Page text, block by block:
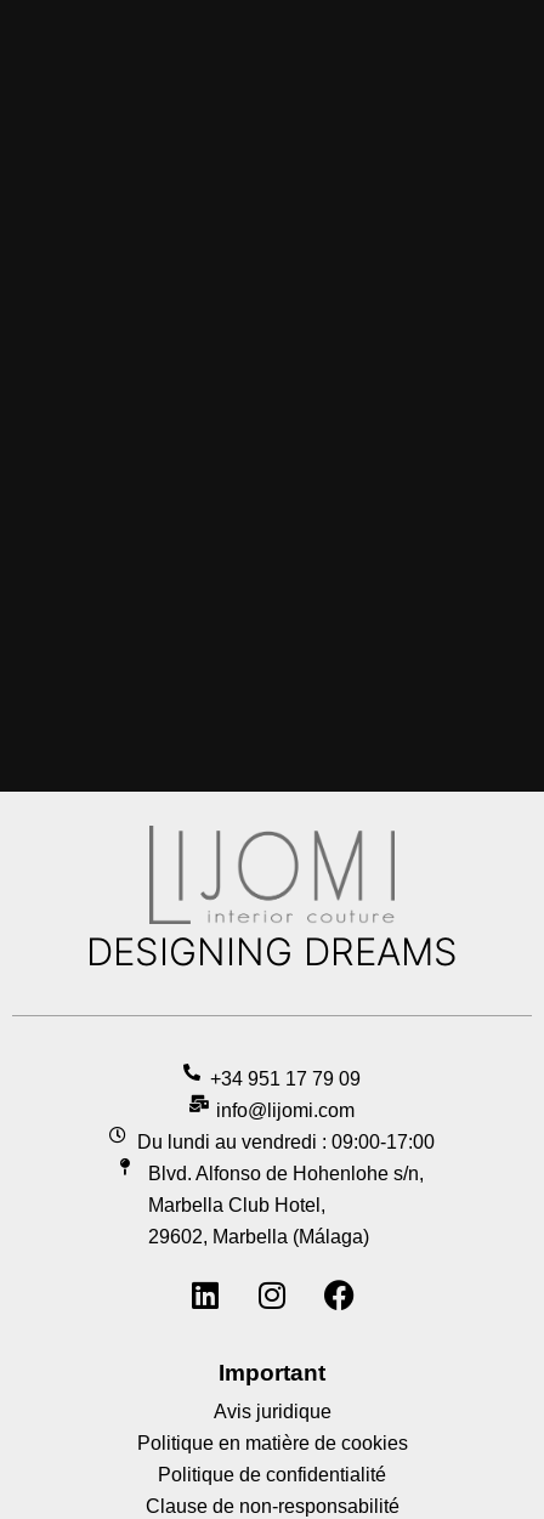
DESIGNING DREAMS
+34 951 17 79 09
info@lijomi.com
Du lundi au vendredi : 09:00-17:00
Blvd. Alfonso de Hohenlohe s/n,
Marbella Club Hotel,
29602, Marbella (Málaga)
Important
Avis juridique
Politique en matière de cookies
Politique de confidentialité
Clause de non-responsabilité